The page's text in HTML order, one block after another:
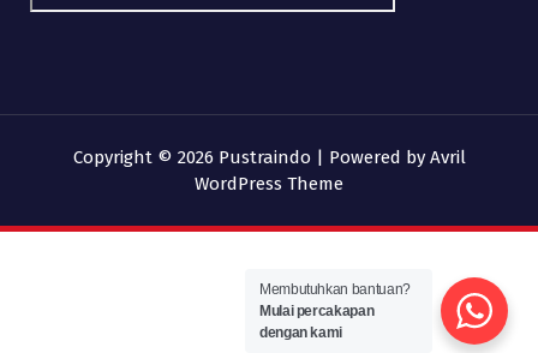
Copyright © 2026 Pustraindo | Powered by Avril
WordPress Theme
Membutuhkan bantuan?
Mulai percakapan
dengan kami